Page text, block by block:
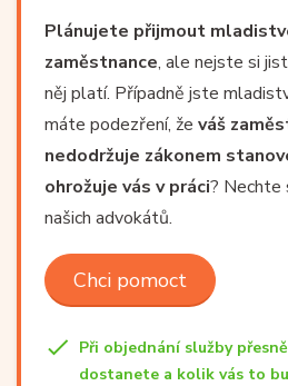
Plánujete přijmout
zaměstnance, ale nejste si
něj platí. Případně jste
máte podezření, že váš
nedodržuje zákonem
ohrožuje vás v práci? Nechte
našich advokátů.
Chci pomoct
Při objednání služby
dostanete a kolik vás to